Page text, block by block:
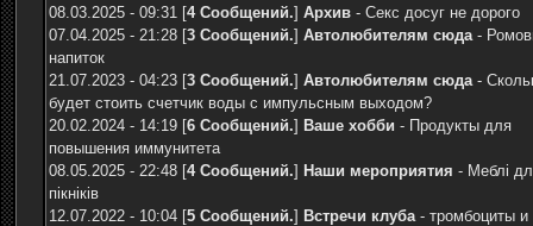
08.03.2025 - 09:31 [4 Сообщений.] Архив - Секс досуг не дорого
07.04.2025 - 21:28 [3 Сообщений.] Автолюбителям сюда-
напиток
21.07.2023 - 04:23 [3 Сообщений.] Автолюбителям сюда-
будет стоить счетчик воды с импульсным выходом?
20.02.2024 - 14:19 [6 Сообщений.] Ваше хобби - Продукты для
повышения иммунитета
08.05.2025 - 22:48 [4 Сообщений.] Наши мероприятия - Меблі
пікніків
12.07.2022 - 10:04 [5 Сообщений.] Встречи клуба- тромбоциты и